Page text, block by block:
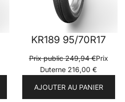
KR189 95/70R17
Prix public249,94€Prix
Duterne 216,00 €
AJOUTER AU PANIER